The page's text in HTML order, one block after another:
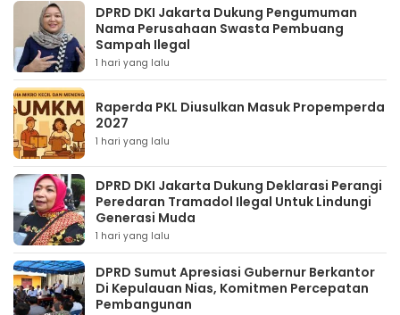
DPRD DKI Jakarta Dukung Pengumuman
Nama Perusahaan Swasta Pembuang
Sampah Ilegal
1 hari yang lalu
Raperda PKL Diusulkan Masuk Propemperda
2027
1 hari yang lalu
DPRD DKI Jakarta Dukung Deklarasi Perangi
Peredaran Tramadol Ilegal Untuk Lindungi
Generasi Muda
1 hari yang lalu
DPRD Sumut Apresiasi Gubernur Berkantor
Di Kepulauan Nias, Komitmen Percepatan
Pembangunan